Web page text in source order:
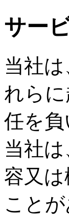
サー
当社
れら
任を負
当社
容又
ことが